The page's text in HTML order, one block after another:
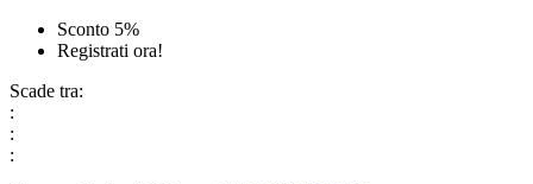
Sconto 5%
Registrati ora!
Scade tra:
:
:
: